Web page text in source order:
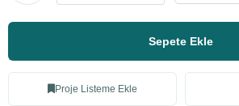
Sepete Ekle
Proje Listeme Ekle